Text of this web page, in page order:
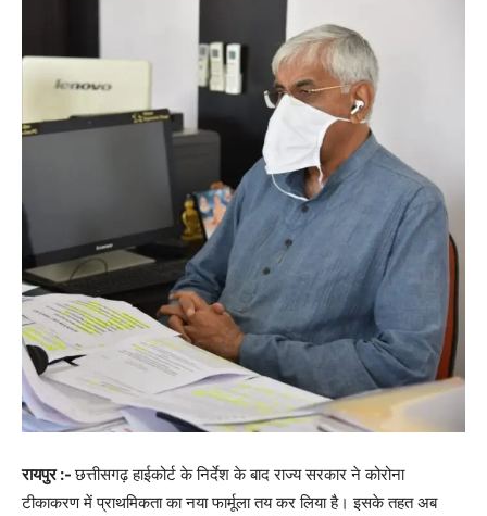
रायपुर :-छत्तीसगढ़ हाईकोर्ट के निर्देश के बाद राज्य सरकार ने कोरोना
टीकाकरण में प्राथमिकता का नया फार्मूला तय कर लिया है। इसके तहत अब